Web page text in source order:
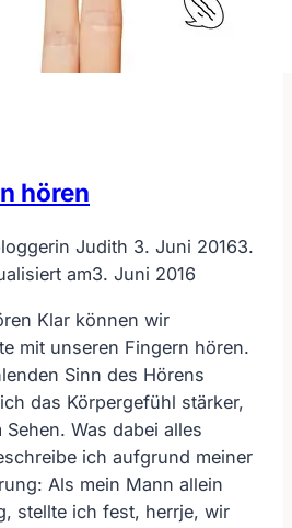
hören
Judith 3. Juni 20163.
am3. Juni 2016
Klar können wir
mit unseren Fingern hören.
Sinn des Hörens
das Körpergefühl stärker,
Was dabei alles
ich aufgrund meiner
Als mein Mann allein
stellte ich fest, herrje, wir